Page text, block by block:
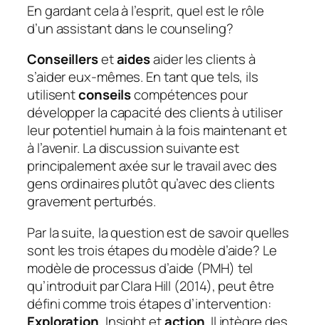
En gardant cela à l’esprit, quel est le rôle
d’un assistant dans le counseling?
Conseillersetaidesaider les clients à
s’aider eux-mêmes. En tant que tels, ils
utilisentconseilscompétences pour
développer la capacité des clients à utiliser
leur potentiel humain à la fois maintenant et
à l’avenir. La discussion suivante est
principalement axée sur le travail avec des
gens ordinaires plutôt qu’avec des clients
gravement perturbés.
Par la suite, la question est de savoir quelles
sont les trois étapes du modèle d’aide? Le
modèle de processus d’aide (PMH) tel
qu’introduit par Clara Hill (2014), peut être
défini comme trois étapes d’intervention:
Exploration, Insight etaction. Il intègre des